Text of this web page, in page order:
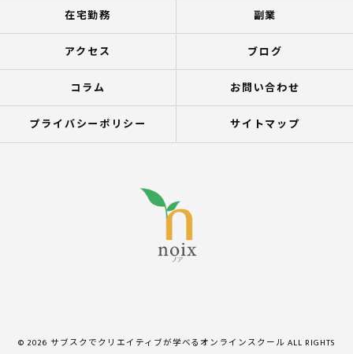
在宅勤務 副業
アクセス ブログ
コラム お問い合わせ
プライバシーポリシー サイトマップ
© 2026 サブスクでクリエイティブが学べるオンラインスクール ALL RIGHTS